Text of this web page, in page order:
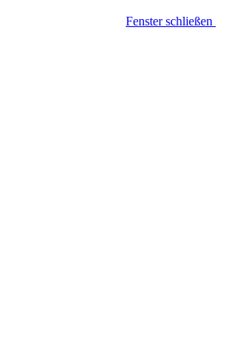
Fenster schließen